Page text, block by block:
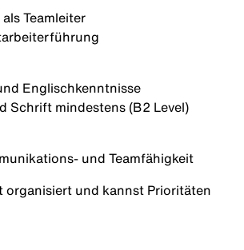
Teamleiter
Englischkenntnisse
Schrift mindestens (B2 Level)
und Teamfähigkeit
organisiert und kannst Prioritäten